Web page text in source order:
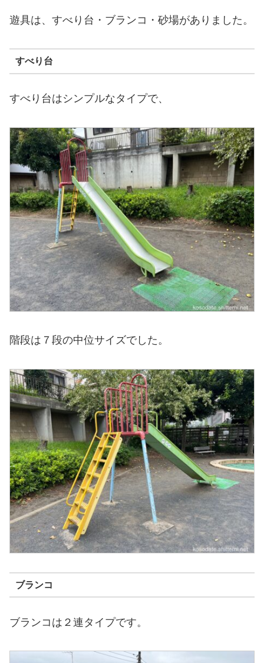
遊具は、すべり台・ブランコ・砂場がありました。
すべり台
すべり台はシンプルなタイプで、
階段は７段の中位サイズでした。
ブランコ
ブランコは２連タイプです。